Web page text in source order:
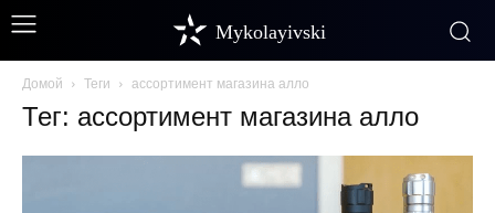
Mykolayivski
Домой Теги ассортимент магазина алло
Тег: ассортимент магазина алло